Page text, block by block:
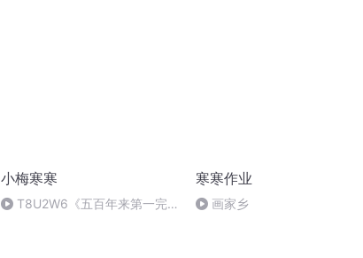
小梅寒寒
T8U2W6《五百年来第一完
寒寒作业
画家乡